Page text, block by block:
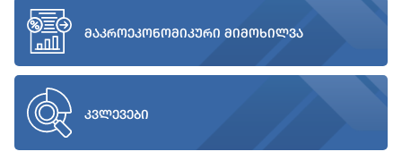
მაკროეკონომიკური მიმოხილვა
კვლევები